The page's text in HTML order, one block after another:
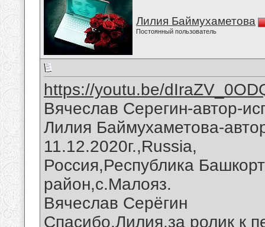
Лилия Баймухаметова
Постоянный пользователь
https://youtu.be/
Вячеслав Серегин-автор-
Лилия Баймухаметова-
11.12.2020г.,Russia,
Россия,Республика
район,с.Малояз.
Вячеслав Серёгин
Спасибо,Лилия,за ролик к